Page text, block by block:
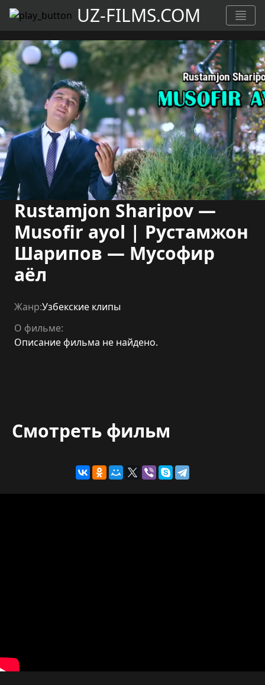
UZ-FILMS.COM
Rustamjon Sharipov —
Musofir ayol | Рустамжон
Шарипов — Мусофир
аёл
Жанр:Узбекские клипы
О фильме:
Описание фильма не найдено.
Смотреть фильм